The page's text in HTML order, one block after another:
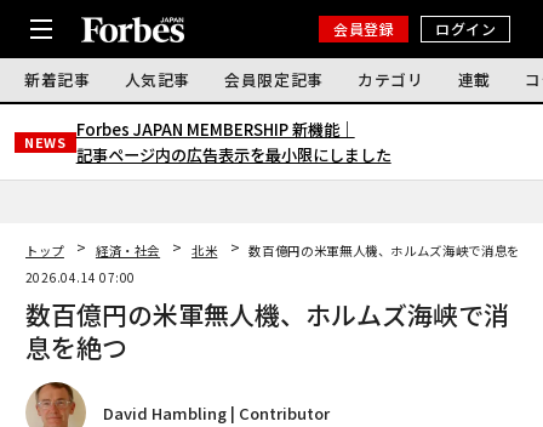
会員登録 ログイン
新着記事 人気記事 会員限定記事 カテゴリ 連載
NEWS
Forbes JAPAN MEMBERSHIP 新機能｜
記事ページ内の広告表示を最小限にしました
トップ 経済・社会 北米
数百億円の米軍無人機、ホルムズ海峡で消息を絶
2026.04.14 07:00
数百億円の米軍無人機、ホルムズ海峡で消
息を絶つ
David Hambling | Contributor